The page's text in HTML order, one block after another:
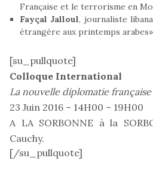
Française et le terrorisme en
Fayçal Jalloul, journaliste
étrangère aux printemps arabes»
[su_pullquote]
Colloque International
La nouvelle diplomatie
23 Juin 2016 – 14H00 – 19H00
A LA SORBONNE à la
Cauchy.
[/su_pullquote]